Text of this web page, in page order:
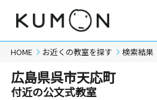
HOME お近くの教室を探す 検索結果
広島県呉市天応町
付近の公文式教室